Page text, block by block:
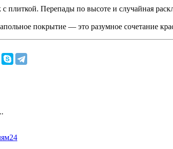
плиткой. Перепады по высоте и случайная
покрытие — это разумное сочетание
24